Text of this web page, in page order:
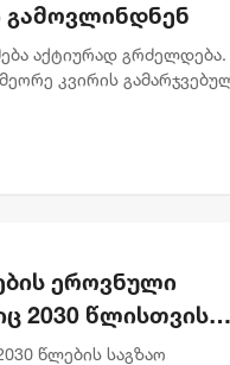
გამოვლინდნენ
აქტიურად გრძელდება.
კვირის
ეროვნული
2030 წლისთვის
25%-
წლების საგზაო